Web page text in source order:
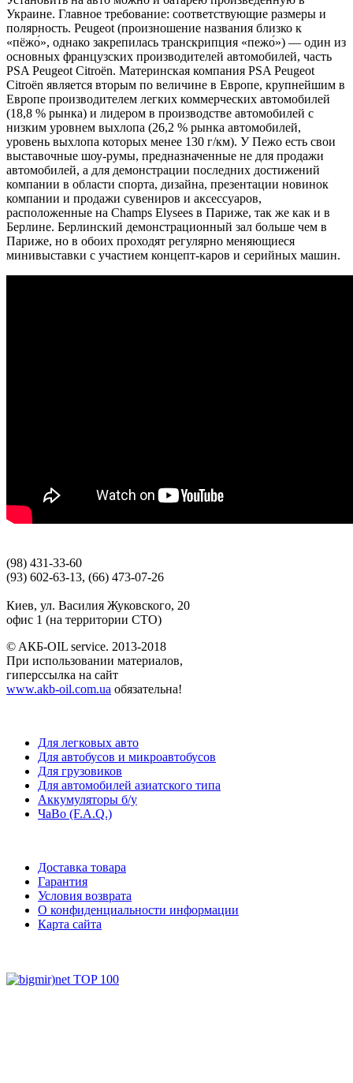
Украине. Главное требование: соответствующие размеры и
полярность. Peugeot (произношение названия близко к
«пёжо́», однако закрепилась транскрипция «пежо́») — один из
основных французских производителей автомобилей, часть
PSA Peugeot Citroën. Материнская компания PSA Peugeot
Citroën является вторым по величине в Европе, крупнейшим в
Европе производителем легких коммерческих автомобилей
(18,8 % рынка) и лидером в производстве автомобилей с
низким уровнем выхлопа (26,2 % рынка автомобилей,
уровень выхлопа которых менее 130 г/км). У Пежо есть свои
выставочные шоу-румы, предназначенные не для продажи
автомобилей, а для демонстрации последних достижений
компании в области спорта, дизайна, презентации новинок
компании и продажи сувениров и аксессуаров,
расположенные на Champs Elysees в Париже, так же как и в
Берлине. Берлинский демонстрационный зал больше чем в
Париже, но в обоих проходят регулярно меняющиеся
минивыставки с участием концепт-каров и серийных машин.
(98) 431-33-60
(93) 602-63-13, (66) 473-07-26
Киев, ул. Василия Жуковского, 20
офис 1 (на территории СТО)
© AКБ-OIL service. 2013-2018
При использовании материалов,
гиперссылка на сайт
www.akb-oil.com.ua обязательна!
Для легковых авто
Для автобусов и микроавтобусов
Для грузовиков
Для автомобилей азиатского типа
Аккумуляторы б/у
ЧаВо (F.A.Q.)
Доставка товара
Гарантия
Условия возврата
О конфиденциальности информации
Карта сайта